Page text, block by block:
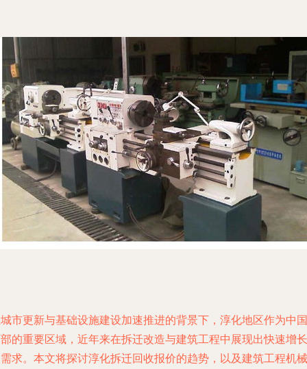
市更新与基础设施建设加速推进的背景下，淳化地区作为中国
的重要区域，近年来在拆迁改造与建筑工程中展现出快速增长
求。本文将探讨淳化拆迁回收报价的趋势，以及建筑工程机械